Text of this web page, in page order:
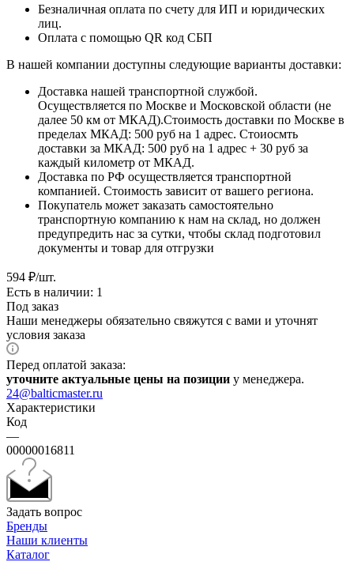
Безналичная оплата по счету для ИП и юридических
лиц.
Оплата с помощью QR код СБП
В нашей компании доступны следующие варианты доставки:
Доставка нашей транспортной службой.
Осуществляется по Москве и Московской области (не
далее 50 км от МКАД).Стоимость доставки по Москве в
пределах МКАД: 500 руб на 1 адрес. Стоиосмть
доставки за МКАД: 500 руб на 1 адрес + 30 руб за
каждый километр от МКАД.
Доставка по РФ осуществляется транспортной
компанией. Стоимость зависит от вашего региона.
Покупатель может заказать самостоятельно
транспортную компанию к нам на склад, но должен
предупредить нас за сутки, чтобы склад подготовил
документы и товар для отгрузки
594 ₽/шт.
Есть в наличии: 1
Под заказ
Наши менеджеры обязательно свяжутся с вами и уточнят
условия заказа
Перед оплатой заказа:
уточните актуальные цены на позиции у менеджера.
24@balticmaster.ru
Характеристики
Код
—
00000016811
Задать вопрос
Бренды
Наши клиенты
Каталог